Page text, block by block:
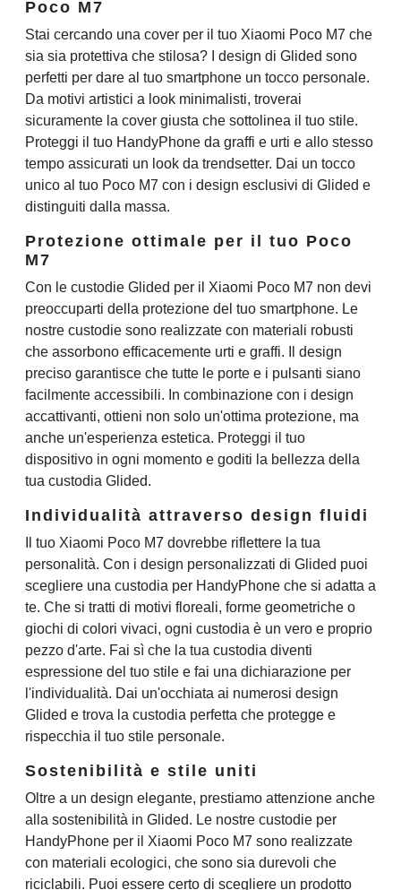
Poco M7
Stai cercando una cover per il tuo Xiaomi Poco M7 che
sia sia protettiva che stilosa? I design di Glided sono
perfetti per dare al tuo smartphone un tocco personale.
Da motivi artistici a look minimalisti, troverai
sicuramente la cover giusta che sottolinea il tuo stile.
Proteggi il tuo HandyPhone da graffi e urti e allo stesso
tempo assicurati un look da trendsetter. Dai un tocco
unico al tuo Poco M7 con i design esclusivi di Glided e
distinguiti dalla massa.
Protezione ottimale per il tuo Poco
M7
Con le custodie Glided per il Xiaomi Poco M7 non devi
preoccuparti della protezione del tuo smartphone. Le
nostre custodie sono realizzate con materiali robusti
che assorbono efficacemente urti e graffi. Il design
preciso garantisce che tutte le porte e i pulsanti siano
facilmente accessibili. In combinazione con i design
accattivanti, ottieni non solo un'ottima protezione, ma
anche un'esperienza estetica. Proteggi il tuo
dispositivo in ogni momento e goditi la bellezza della
tua custodia Glided.
Individualità attraverso design fluidi
Il tuo Xiaomi Poco M7 dovrebbe riflettere la tua
personalità. Con i design personalizzati di Glided puoi
scegliere una custodia per HandyPhone che si adatta a
te. Che si tratti di motivi floreali, forme geometriche o
giochi di colori vivaci, ogni custodia è un vero e proprio
pezzo d'arte. Fai sì che la tua custodia diventi
espressione del tuo stile e fai una dichiarazione per
l'individualità. Dai un'occhiata ai numerosi design
Glided e trova la custodia perfetta che protegge e
rispecchia il tuo stile personale.
Sostenibilità e stile uniti
Oltre a un design elegante, prestiamo attenzione anche
alla sostenibilità in Glided. Le nostre custodie per
HandyPhone per il Xiaomi Poco M7 sono realizzate
con materiali ecologici, che sono sia durevoli che
riciclabili. Puoi essere certo di scegliere un prodotto